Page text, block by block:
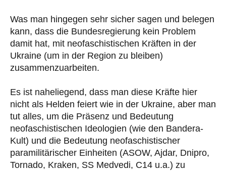
Was man hingegen sehr sicher sagen und belegen
kann, dass die Bundesregierung kein Problem
damit hat, mit neofaschistischen Kräften in der
Ukraine (um in der Region zu bleiben)
zusammenzuarbeiten.
Es ist naheliegend, dass man diese Kräfte hier
nicht als Helden feiert wie in der Ukraine, aber man
tut alles, um die Präsenz und Bedeutung
neofaschistischen Ideologien (wie den Bandera-
Kult) und die Bedeutung neofaschistischer
paramilitärischer Einheiten (ASOW, Ajdar, Dnipro,
Tornado, Kraken, SS Medvedi, C14 u.a.) zu